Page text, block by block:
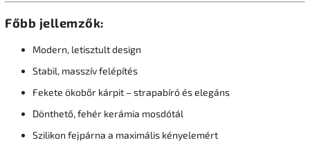
Főbb jellemzők:
Modern, letisztult design
Stabil, masszív felépítés
Fekete ökobőr kárpit – strapabíró és elegáns
Dönthető, fehér kerámia mosdótál
Szilikon fejpárna a maximális kényelemért